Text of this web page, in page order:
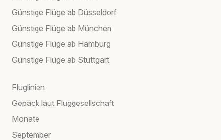
Günstige Flüge ab Düsseldorf
Günstige Flüge ab München
Günstige Flüge ab Hamburg
Günstige Flüge ab Stuttgart
Fluglinien
Gepäck laut Fluggesellschaft
Monate
September